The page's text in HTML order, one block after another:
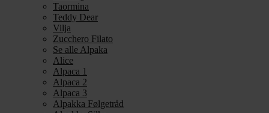
Taormina
Teddy Dear
Vilja
Zucchero Filato
Se alle Alpaka
Alice
Alpaca 1
Alpaca 2
Alpaca 3
Alpakka Følgetråd